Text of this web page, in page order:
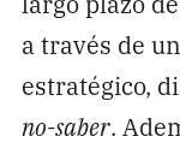
a través de un
estratégico,
no-saber.